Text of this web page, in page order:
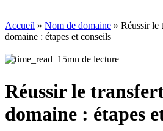
Accueil » Nom de domaine » Réussir le
domaine : étapes et conseils
15mn de lecture
Réussir le
domaine : étapes